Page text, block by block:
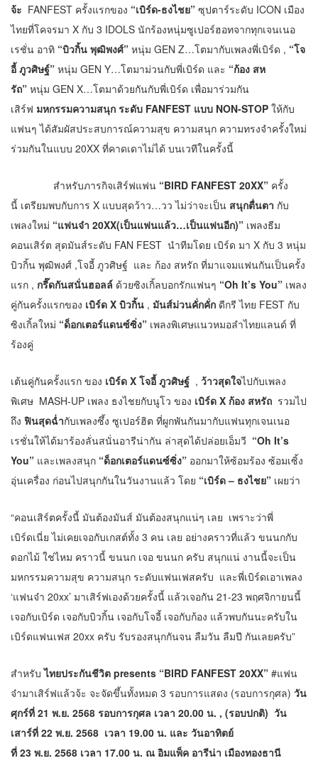
จ้ะ FANFEST ครั้งแรกของ “เบิร์ด-ธงไชย” ซุปตาร์ระดับ ICON เมือง
ไทยที่โคจรมา X กับ 3 IDOLS นักร้องหนุ่มซูเปอร์ฮอทจากทุกเจนเนอ
เรชั่น อาทิ “บิวกิ้น พุฒิพงศ์” หนุ่ม GEN Z…โตมากับเพลงพี่เบิร์ด , “โจ
อี้ ภูวศิษฐ์” หนุ่ม GEN Y…โตมาม่วนกับพี่เบิร์ด และ “ก้อง สห
รัถ” หนุ่ม GEN X…โตมาด้วยกันกับพี่เบิร์ด เพื่อมาร่วมกัน
เสิร์ฟ มหกรรมความสนุก ระดับ FANFEST แบบ NON-STOP ให้กับ
แฟนๆ ได้สัมผัสประสบการณ์ความสุข ความสนุก ความทรงจำครั้งใหม่
ร่วมกันในแบบ 20XX ที่คาดเดาไม่ได้ บนเวทีในครั้งนี้
สำหรับภารกิจเสิร์ฟแฟน “BIRD FANFEST 20XX” ครั้ง
นี้ เตรียมพบกับการ X แบบสุดว้าว…วว ไม่ว่าจะเป็น สนุกตื่นตา กับ
เพลงใหม่ “แฟนจ๋า 20XX(เป็นแฟนแล้ว…เป็นแฟนอีก)” เพลงธีม
คอนเสิร์ต สุดมันส์ระดับ FAN FEST นำทีมโดย เบิร์ด มา X กับ 3 หนุ่ม
บิวกิ้น พุฒิพงศ์ ,โจอี้ ภูวศิษฐ์ และ ก้อง สหรัถ ที่มาแจมแฟนกันเป็นครั้ง
แรก , กรี๊ดกันสนั่นฮอลล์ ด้วยซิงเกิ้ลบอกรักแฟนๆ “Oh It’s You” เพลง
คู่กันครั้งแรกของ เบิร์ด X บิวกิ้น , มันส์ม่วนคั่กคั่ก ดีกรี ไทย FEST กับ
ซิงเกิ้ลใหม่ “ด็อกเตอร์แดนซ์ซิ่ง” เพลงพิเศษแนวหมอลำไทยแลนด์ ที่
ร้องคู่
เต้นคู่กันครั้งแรก ของ เบิร์ด X โจอี้ ภูวศิษฐ์ , ว้าวสุดใจไปกับเพลง
พิเศษ MASH-UP เพลง ธงไชยกับนูโว ของ เบิร์ด X ก้อง สหรัถ รวมไป
ถึง ฟินสุดฉ่ำกับเพลงซึ้ง ซูเปอร์ฮิต ที่ผูกพันกันมากับแฟนทุกเจนเนอ
เรชั่นให้ได้มาร้องลั่นสนั่นอารีน่ากัน ล่าสุดได้ปล่อยเอ็มวี “Oh It’s
You” และเพลงสนุก “ด็อกเตอร์แดนซ์ซิ่ง” ออกมาให้ซ้อมร้อง ซ้อมเซิ้ง
อุ่นเครื่อง ก่อนไปสนุกกันในวันงานแล้ว โดย “เบิร์ด – ธงไชย” เผยว่า
“คอนเสิร์ตครั้งนี้ มันต้องมันส์ มันต้องสนุกแน่ๆ เลย เพราะว่าพี่
เบิร์ดเนี่ย ไม่เคยเจอกับเกสต์ทั้ง 3 คน เลย อย่างคราวที่แล้ว ขนนกกับ
ดอกไม้ ใช่ไหม คราวนี้ ขนนก เจอ ขนนก ครับ สนุกแน่ งานนี้จะเป็น
มหกรรมความสุข ความสนุก ระดับแฟนเฟสครับ และพี่เบิร์ดเอาเพลง
‘แฟนจ๋า 20xx’ มาเสิร์ฟเองด้วยครั้งนี้ แล้วเจอกัน 21-23 พฤศจิกายนนี้
เจอกับเบิร์ด เจอกับบิวกิ้น เจอกับโจอี้ เจอกับก้อง แล้วพบกันนะครับใน
เบิร์ดแฟนเฟส 20xx ครับ รับรองสนุกกันจน ลืมวัน ลืมปี กันเลยครับ”
สำหรับไทยประกันชีวิต presents “BIRD FANFEST 20XX” #แฟน
จ๋ามาเสิร์ฟแล้วจ้ะ จะจัดขึ้นทั้งหมด 3 รอบการแสดง (รอบการกุศล) วัน
ศุกร์ที่ 21 พ.ย. 2568 รอบการกุศล เวลา 20.00 น. , (รอบปกติ) วัน
เสาร์ที่ 22 พ.ย. 2568 เวลา 19.00 น. และ วันอาทิตย์
ที่ 23 พ.ย. 2568 เวลา 17.00 น. ณ อิมแพ็ค อารีน่า เมืองทองธานี